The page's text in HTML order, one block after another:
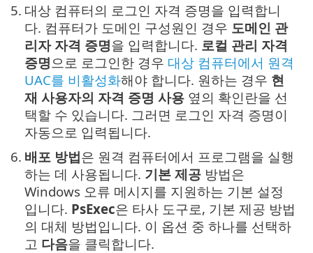
5. 대상 컴퓨터의 로그인 자격 증명을 입력합니
다. 컴퓨터가 도메인 구성원인 경우 도메인 관
리자 자격 증명을 입력합니다. 로컬 관리 자격
증명 으로 로그인한 경우 대상 컴퓨터에서 원격
UAC를 비활성화해야 합니다. 원하는 경우 현
재 사용자의 자격 증명 사용 옆의 확인란을 선
택할 수 있습니다. 그러면 로그인 자격 증명이
자동으로 입력됩니다.
6. 배포 방법은 원격 컴퓨터에서 프로그램을 실행
하는 데 사용됩니다. 기본 제공 방법은
Windows 오류 메시지를 지원하는 기본 설정
입니다. PsExec은 타사 도구로, 기본 제공 방법
의 대체 방법입니다. 이 옵션 중 하나를 선택하
고 다음을 클릭합니다.